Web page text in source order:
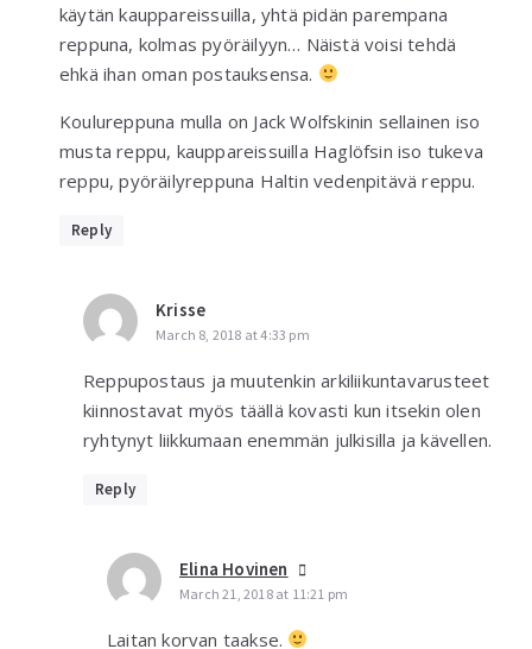
käytän kauppareissuilla, yhtä pidän parempana
reppuna, kolmas pyöräilyyn… Näistä voisi tehdä
ehkä ihan oman postauksensa.
Koulureppuna mulla on Jack Wolfskinin sellainen iso
musta reppu, kauppareissuilla Haglöfsin iso tukeva
reppu, pyöräilyreppuna Haltin vedenpitävä reppu.
Reply
Krisse
March 8, 2018 at 4:33 pm
Reppupostaus ja muutenkin arkiliikuntavarusteet
kiinnostavat myös täällä kovasti kun itsekin olen
ryhtynyt liikkumaan enemmän julkisilla ja kävellen.
Reply
Elina Hovinen
March 21, 2018 at 11:21 pm
Laitan korvan taakse.